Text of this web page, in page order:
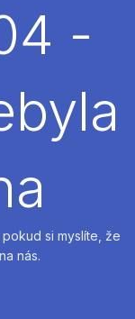
-
si myslíte, že
nás.